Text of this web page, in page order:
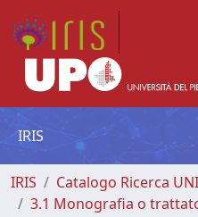
IRIS
IRIS Catalogo Ricerca
3.1 Monografia o